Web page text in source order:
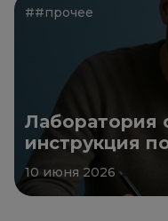
##прочее
Лаборатория
инструкция
безопасности
10 июня 2026